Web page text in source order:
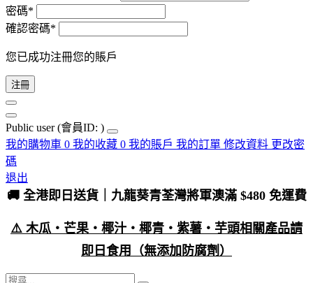
密碼*
確認密碼*
您已成功注冊您的賬戶
注冊
Public user (會員ID: )
我的購物車 0 我的收藏 0 我的賬戶 我的訂單 修改資料 更改密
碼
退出
🚚 全港即日送貨｜九龍葵青荃灣將軍澳滿 $480 免運費
⚠️ 木瓜・芒果・椰汁・椰青・紫薯・芋頭相關產品請
即日食用（無添加防腐劑）